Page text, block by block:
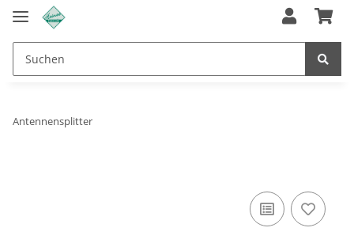
Antennensplitter